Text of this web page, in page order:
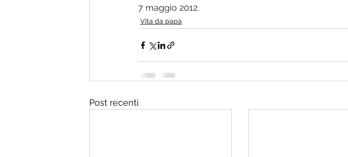
7 maggio 2012.
Vita da papà
Post recenti